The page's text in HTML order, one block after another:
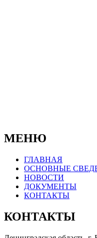
МЕНЮ
ГЛАВНАЯ
ОСНОВНЫЕ
НОВОСТИ
ДОКУМЕНТЫ
КОНТАКТЫ
КОНТАКТЫ